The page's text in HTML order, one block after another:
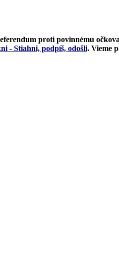
proti povinnému
- Stiahni, podpíš, odošli. Vieme